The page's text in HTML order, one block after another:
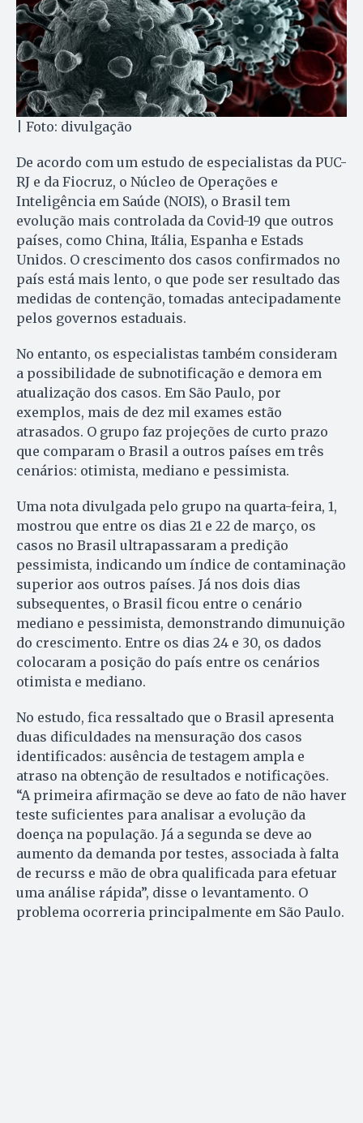
| Foto: divulgação
De acordo com um estudo de especialistas da PUC-
RJ e da Fiocruz, o Núcleo de Operações e
Inteligência em Saúde (NOIS), o Brasil tem
evolução mais controlada da Covid-19 que outros
países, como China, Itália, Espanha e Estads
Unidos. O crescimento dos casos confirmados no
país está mais lento, o que pode ser resultado das
medidas de contenção, tomadas antecipadamente
pelos governos estaduais.
No entanto, os especialistas também consideram
a possibilidade de subnotificação e demora em
atualização dos casos. Em São Paulo, por
exemplos, mais de dez mil exames estão
atrasados. O grupo faz projeções de curto prazo
que comparam o Brasil a outros países em três
cenários: otimista, mediano e pessimista.
Uma nota divulgada pelo grupo na quarta-feira, 1,
mostrou que entre os dias 21 e 22 de março, os
casos no Brasil ultrapassaram a predição
pessimista, indicando um índice de contaminação
superior aos outros países. Já nos dois dias
subsequentes, o Brasil ficou entre o cenário
mediano e pessimista, demonstrando dimunuição
do crescimento. Entre os dias 24 e 30, os dados
colocaram a posição do país entre os cenários
otimista e mediano.
No estudo, fica ressaltado que o Brasil apresenta
duas dificuldades na mensuração dos casos
identificados: ausência de testagem ampla e
atraso na obtenção de resultados e notificações.
“A primeira afirmação se deve ao fato de não haver
teste suficientes para analisar a evolução da
doença na população. Já a segunda se deve ao
aumento da demanda por testes, associada à falta
de recurss e mão de obra qualificada para efetuar
uma análise rápida”, disse o levantamento. O
problema ocorreria principalmente em São Paulo.